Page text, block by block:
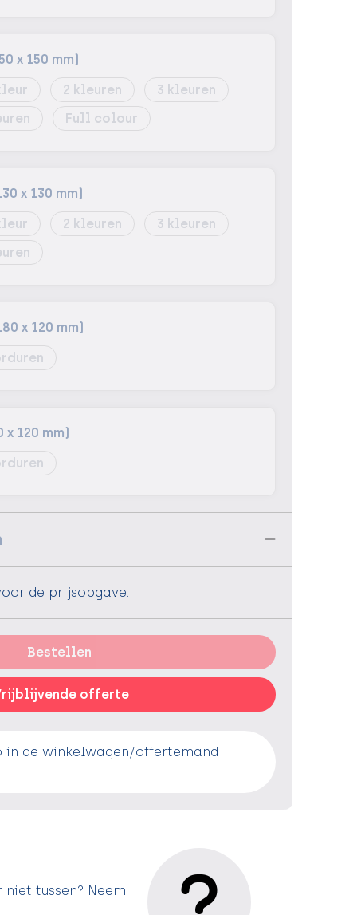
x 150 mm)
2
3
Full colour
x 130 mm)
2
3
x 120 mm)
120 mm)
de prijsopgave.
Bestellen
offerte
in de winkelwagen/offertemand
tussen? Neem